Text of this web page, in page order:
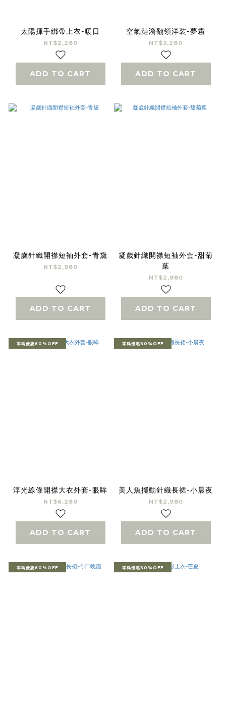
太陽揮手綁帶上衣-暖日
NT$2,280
ADD TO CART
空氣漣漪翻領洋裝-夢霧
NT$3,280
ADD TO CART
凝歲針織開襟短袖外套-青黛
NT$2,980
ADD TO CART
凝歲針織開襟短袖外套-甜菊
葉
NT$2,980
ADD TO CART
零碼優惠60%OFF
浮光線條開襟大衣外套-眼眸
NT$6,280
ADD TO CART
零碼優惠60%OFF
美人魚擺動針織長裙-小晨夜
NT$2,980
ADD TO CART
零碼優惠60%OFF 零碼優惠60%OFF